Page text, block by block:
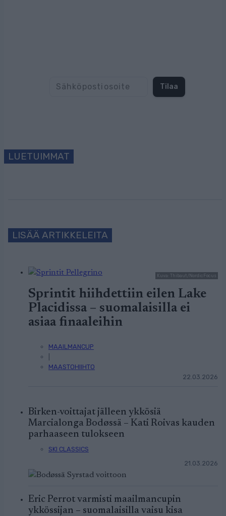
Tilaa
LUETUIMMAT
LISÄÄ ARTIKKELEITA
Kuva: Thibaut/NordicFocus
Sprintit hiihdettiin eilen Lake
Placidissa – suomalaisilla ei
asiaa finaaleihin
MAAILMANCUP
MAASTOHIIHTO
22.03.2026
Birken-voittajat jälleen ykkösiä
Marcialonga Bodøssä – Kati Roivas kauden
parhaaseen tulokseen
SKI CLASSICS
21.03.2026
Eric Perrot varmisti maailmancupin
ykkössijan – suomalaisilla vaisu kisa